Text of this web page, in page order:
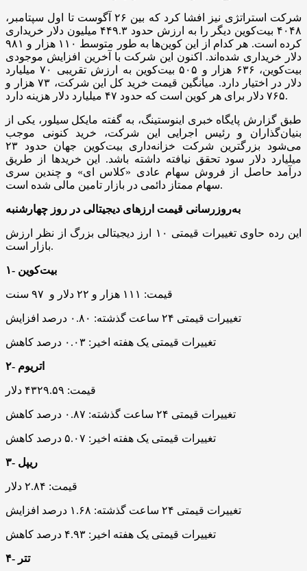
شرکت استراتژی نیز افشا کرد که بین ۲۶ آگوست تا اول سپتامبر،
۴۰۴۸ بیت‌کوین دیگر را به ارزش حدود ۴۴۹.۳ میلیون دلار خریداری
کرده است. هر کدام از این کوین‌ها به طور متوسط ۱۱۰ هزار و ۹۸۱
دلار خریداری شده‌اند. اکنون این شرکت با آخرین افزایش موجودی
بیت‌کوین، ۶۳۶ هزار و ۵۰۵ بیت‌کوین به ارزش تقریبی ۷۰ میلیارد
دلار در اختیار دارد. میانگین قیمت خرید کل این شرکت، ۷۳ هزار و
۷۶۵ دلار برای هر کوین است که حدود ۴۷ میلیارد دلار هزینه دارد.
طبق گزارش پایگاه خبری اینوستینگ، به گفته مایکل سیلور، یکی از
بنیان‌گذاران و رئیس اجرایی این شرکت، خرید کنونی موجب
می‌شود بزرگترین شرکت خزانه‌داری بیت‌کوین جهان حدود ۲۳
میلیارد دلار سود تحقق نیافته داشته باشد. این خریدها از طریق
درآمد حاصل از فروش سهام عادی «کلاس ای» و چندین سری
سهام ممتاز دائمی در بازار تامین مالی شده است.
به‌روزرسانی قیمت ارزهای دیجیتالی در روز چهارشنبه
این رده حاوی تغییرات قیمتی ۱۰ ارز دیجیتالی بزرگ از نظر ارزش
بازار است.
۱- بیت‌کوین
قیمت: ۱۱۱ هزار و ۲۲ دلار و ۹۷ سنت
تغییرات قیمتی ۲۴ ساعت گذشته: ۰.۸۰ درصد افزایش
تغییرات قیمتی یک هفته اخیر: ۰.۰۳ درصد کاهش
۲- اتریوم
قیمت: ۴۳۲۹.۵۹ دلار
۳- ریپل
قیمت: ۲.۸۴ دلار
تغییرات قیمتی ۲۴ ساعت گذشته: ۱.۶۸ درصد افزایش
۴- تتر